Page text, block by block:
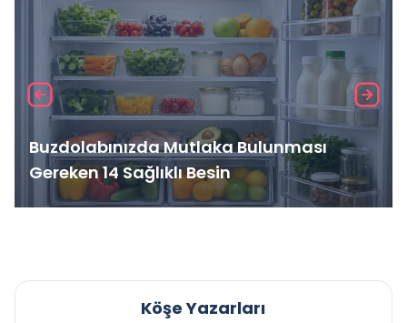
Buzdolabınızda Mutlaka Bulunması
Gereken 14 Sağlıklı Besin
Köşe Yazarları